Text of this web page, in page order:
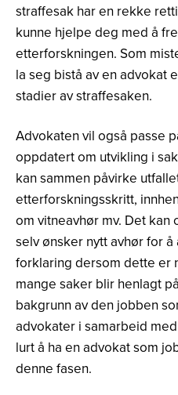
straffesak har en rekke
kunne hjelpe deg med å
etterforskningen. Som
la seg bistå av en advokat
stadier av straffesaken.
Advokaten vil også passe
oppdatert om utvikling i
kan sammen påvirke
etterforskningsskritt,
om vitneavhør mv. Det
selv ønsker nytt avhør for
forklaring dersom dette er
mange saker blir henlagt
bakgrunn av den jobben
advokater i samarbeid
lurt å ha en advokat som
denne fasen.